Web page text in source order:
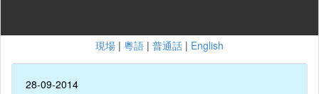
現場 | 粵語 | 普通話 | English
28-09-2014